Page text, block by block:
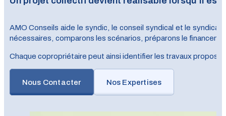
AMO Conseils aide le syndic, le conseil syndical et le
nécessaires, comparons les scénarios, préparons le
Chaque copropriétaire peut ainsi identifier les travaux
Nous Contacter Nos Expertises